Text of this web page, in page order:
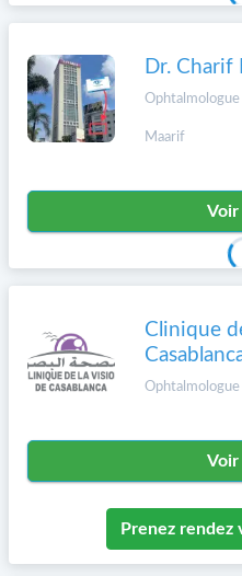
Dr. Charif
Ophtalmologue
Maarif
Voir
Clinique
Ophtalmologue
Voir
Prenez rendez